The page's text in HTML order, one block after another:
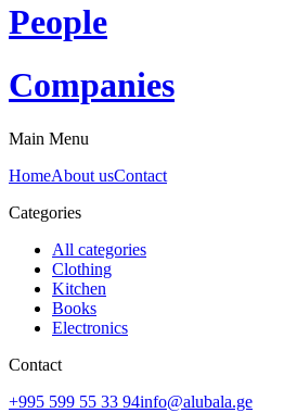
People
Companies
Main Menu
HomeAbout usContact
Categories
All categories
Clothing
Kitchen
Books
Electronics
Contact
+995 599 55 33 94info@alubala.ge